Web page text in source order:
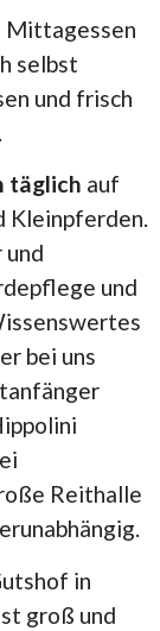
Mittagessen
selbst
und frisch
täglich auf
Kleinpferden.
und
bei uns
Reithalle
in
groß und